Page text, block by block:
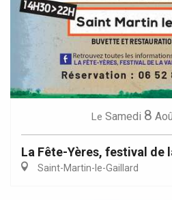
Le Samedi 8
La Fête-Yères, festival de
Saint-Martin-le-Gaillard